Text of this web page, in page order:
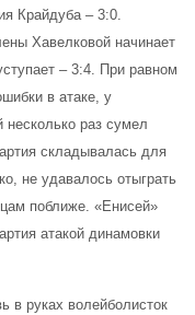
Крайдуба – 3:0.
Хавелковой начинает
– 3:4. При равном
в атаке, у
несколько раз сумел
складывалась для
не удавалось отыграть
поближе. «Енисей»
атакой динамовки
в руках волейболисток